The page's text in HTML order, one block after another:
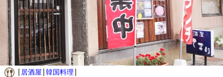
居酒屋 韓国料理